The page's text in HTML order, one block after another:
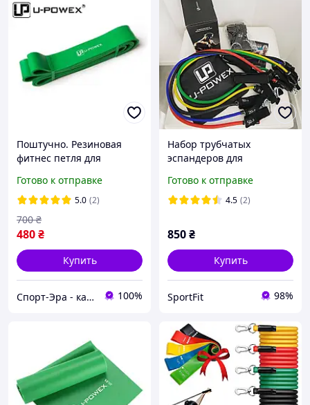
Поштучно. Резиновая
фитнес петля для
Петли для спорта U-
Powex SER, код:
Готово к отправке
5.0 (2)
480₴
700 ₴
Купить
Спорт-Эра - качественные спортивные и туристические товары оптом и в розницу 100%
Набор трубчатых
эспандеров для
Home Gym 5 шт. original
Готово к отправке
4.5 (2)
850₴
Купить
SportFit 98%